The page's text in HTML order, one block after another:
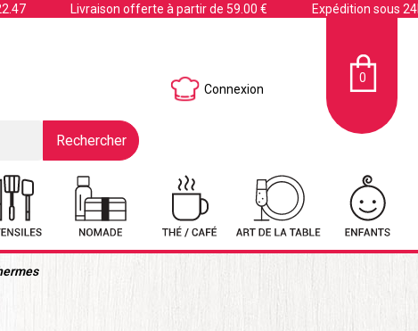
Livraison offerte à partir de 59.00 € Expédition sous
Rechercher
Connexion
0